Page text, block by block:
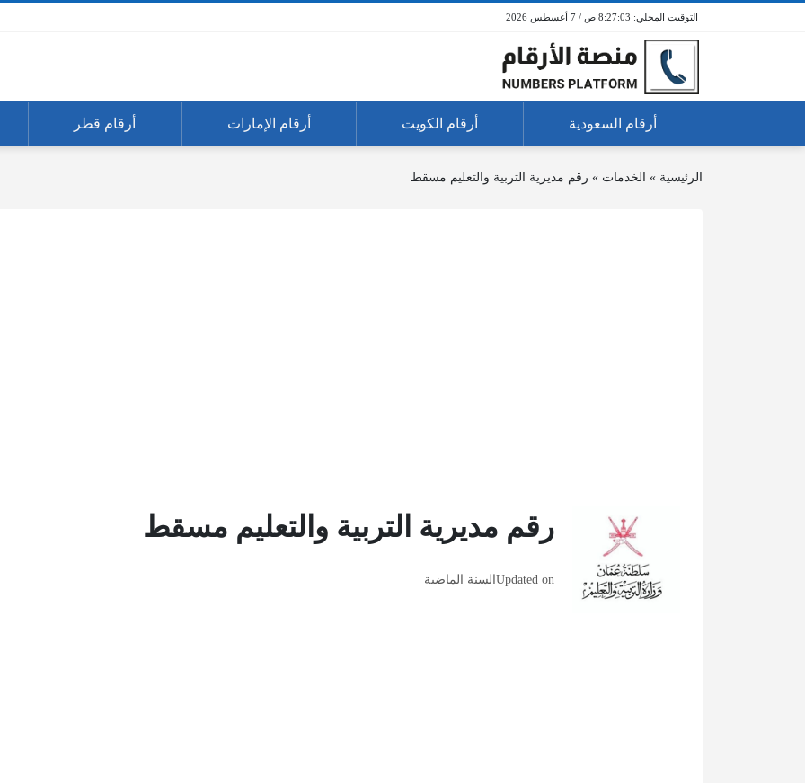
8:27:03 ص / 7 أغسطس 2026
أرقام السعودية أرقام الكويت أرقام الإمارات أرقام قطر
الرئيسية » الخدمات » رقم مديرية التربية والتعليم مسقط
رقم مديرية التربية والتعليم مسقط
Updated on السنة الماضية